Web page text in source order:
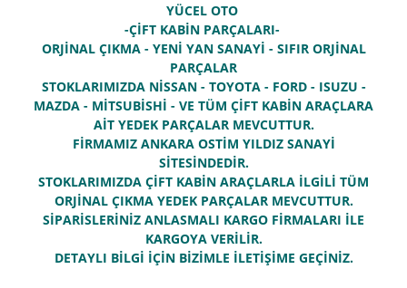
YÜCEL OTO
-ÇİFT KABİN PARÇALARI-
ORJİNAL ÇIKMA - YENİ YAN SANAYİ - SIFIR ORJİNAL
PARÇALAR
STOKLARIMIZDA NİSSAN - TOYOTA - FORD - ISUZU -
MAZDA - MİTSUBİSHİ - VE TÜM ÇİFT KABİN ARAÇLARA
AİT YEDEK PARÇALAR MEVCUTTUR.
FİRMAMIZ ANKARA OSTİM YILDIZ SANAYİ
SİTESİNDEDİR.
STOKLARIMIZDA ÇİFT KABİN ARAÇLARLA İLGİLİ TÜM
ORJİNAL ÇIKMA YEDEK PARÇALAR MEVCUTTUR.
SİPARİSLERİNİZ ANLASMALI KARGO FİRMALARI İLE
KARGOYA VERİLİR.
DETAYLI BİLGİ İÇİN BİZİMLE İLETİŞİME GEÇİNİZ.